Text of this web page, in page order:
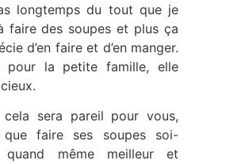
longtemps du tout que je
faire des soupes et plus ça
d’en faire et d’en manger.
pour la petite famille, elle
cela sera pareil pour vous,
faire ses soupes soi-
quand même meilleur et